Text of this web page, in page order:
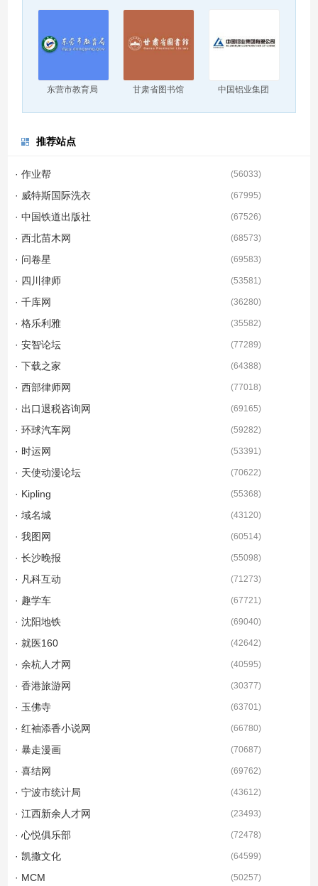
东营市教育局 甘肃省图书馆 中国铝业集团
推荐站点
· 作业帮 (56033)
· 威特斯国际洗衣 (67995)
· 中国铁道出版社 (67526)
· 西北苗木网 (68573)
· 问卷星 (69583)
· 四川律师 (53581)
· 千库网 (36280)
· 格乐利雅 (35582)
· 安智论坛 (77289)
· 下载之家 (64388)
· 西部律师网 (77018)
· 出口退税咨询网 (69165)
· 环球汽车网 (59282)
· 时运网 (53391)
· 天使动漫论坛 (70622)
· Kipling (55368)
· 域名城 (43120)
· 我图网 (60514)
· 长沙晚报 (55098)
· 凡科互动 (71273)
· 趣学车 (67721)
· 沈阳地铁 (69040)
· 就医160 (42642)
· 余杭人才网 (40595)
· 香港旅游网 (30377)
· 玉佛寺 (63701)
· 红袖添香小说网 (66780)
· 暴走漫画 (70687)
· 喜结网 (69762)
· 宁波市统计局 (43612)
· 江西新余人才网 (23493)
· 心悦俱乐部 (72478)
· 凯撒文化 (64599)
· MCM (50257)